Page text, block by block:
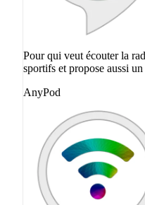
Pour qui veut écouter la
sportifs et propose aussi
AnyPod